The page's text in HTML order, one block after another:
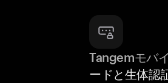
Tangemモバ
ードと生体認